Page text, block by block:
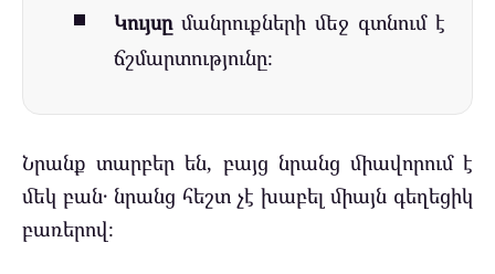
Կույսըմանրուքների մեջ գտնում է
ճշմարտությունը։
Նրանք տարբեր են, բայց նրանց միավորում է
մեկ բան․ նրանց հեշտ չէ խաբել միայն գեղեցիկ
բառերով։